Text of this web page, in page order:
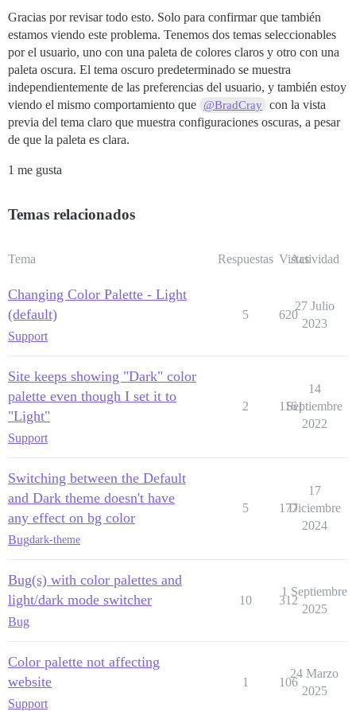
Gracias por revisar todo esto. Solo para confirmar que también
estamos viendo este problema. Tenemos dos temas seleccionables
por el usuario, uno con una paleta de colores claros y otro con una
paleta oscura. El tema oscuro predeterminado se muestra
independientemente de las preferencias del usuario, y también estoy
viendo el mismo comportamiento que @BradCray con la vista
previa del tema claro que muestra configuraciones oscuras, a pesar
de que la paleta es clara.
1 me gusta
Temas relacionados
Tema Respuestas Vistas
Actividad
Changing Color Palette - Light
(default)
Support
5 620
27 Julio
2023
Site keeps showing "Dark" color
palette even though I set it to
"Light"
Support
2 1161
14
Septiembre
2022
Switching between the Default
and Dark theme doesn't have
any effect on bg color
Bugdark-theme
5 177
17
Diciembre
2024
Bug(s) with color palettes and
light/dark mode switcher
Bug
10 312
1 Septiembre
2025
Color palette not affecting
website
Support
1 106
24 Marzo
2025